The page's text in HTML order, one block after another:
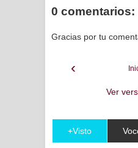
0 comentarios:
Gracias por tu
‹
Ver
+Visto